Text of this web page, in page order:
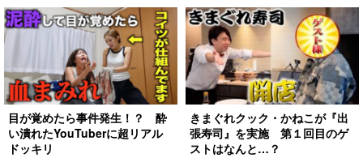
目が覚めたら事件発生！？ 酔
い潰れたYouTuberに超リアル
ドッキリ
きまぐれクック・かねこが『出
張寿司』を実施 第１回目のゲ
ストはなんと…？